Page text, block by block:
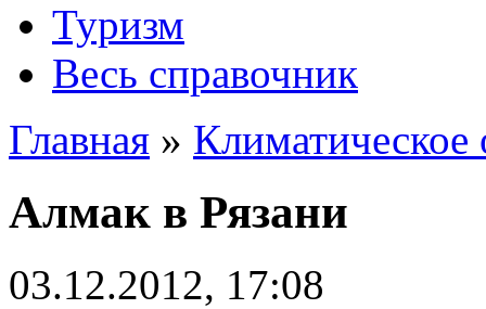
Туризм
Весь справочник
Главная » Климатическое
Алмак в Рязани
03.12.2012, 17:08